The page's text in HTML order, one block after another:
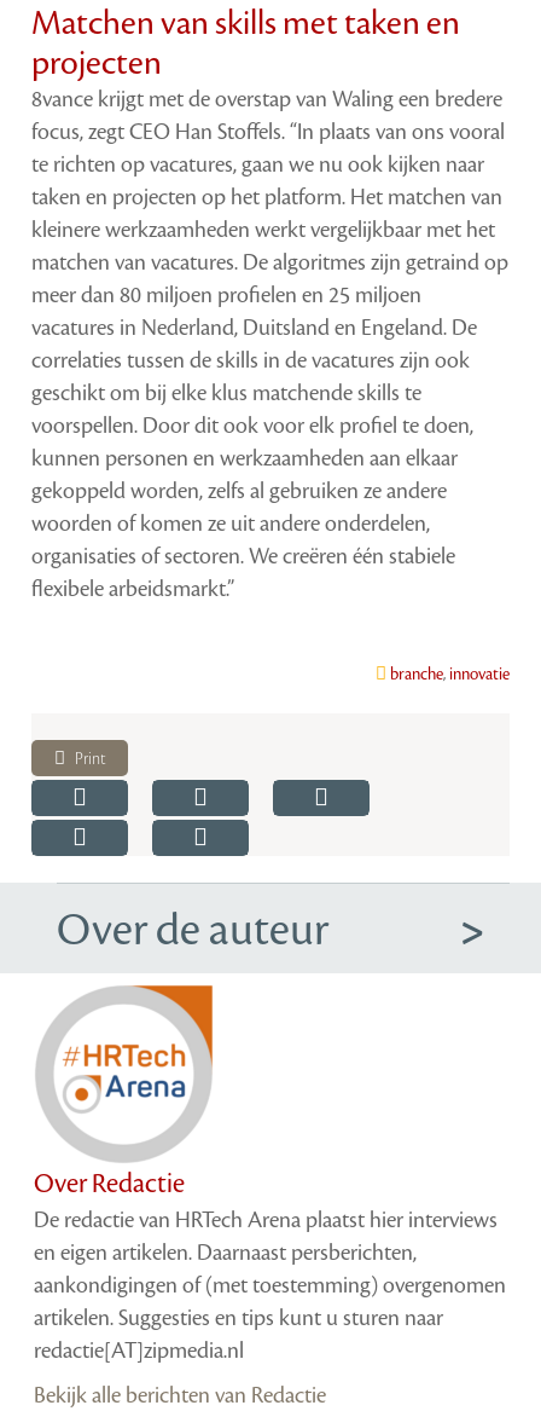
Matchen van skills met taken en
projecten
8vance krijgt met de overstap van Waling een bredere
focus, zegt CEO Han Stoffels. “In plaats van ons vooral
te richten op vacatures, gaan we nu ook kijken naar
taken en projecten op het platform. Het matchen van
kleinere werkzaamheden werkt vergelijkbaar met het
matchen van vacatures. De algoritmes zijn getraind op
meer dan 80 miljoen profielen en 25 miljoen
vacatures in Nederland, Duitsland en Engeland. De
correlaties tussen de skills in de vacatures zijn ook
geschikt om bij elke klus matchende skills te
voorspellen. Door dit ook voor elk profiel te doen,
kunnen personen en werkzaamheden aan elkaar
gekoppeld worden, zelfs al gebruiken ze andere
woorden of komen ze uit andere onderdelen,
organisaties of sectoren. We creëren één stabiele
flexibele arbeidsmarkt.”
branche, innovatie
Print
Over de auteur
Over Redactie
De redactie van HRTech Arena plaatst hier interviews
en eigen artikelen. Daarnaast persberichten,
aankondigingen of (met toestemming) overgenomen
artikelen. Suggesties en tips kunt u sturen naar
redactie[AT]zipmedia.nl
Bekijk alle berichten van Redactie